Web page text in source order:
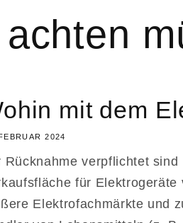
mit dem
2024
Rücknahme verpflichtet
für Elektrogeräte
Elektrofachmärkte und